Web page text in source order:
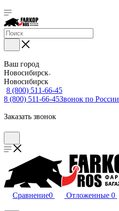
Ваш город
Новосибирск
Новосибирск
8 (800) 511-66-45
8 (800) 511-66-45Звонок по России
Заказать звонок
Сравнение0 Отложенные 0